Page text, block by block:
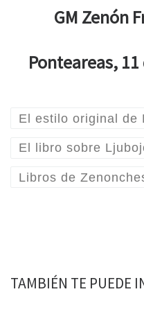
GM Zenón
Ponteareas,
El estilo original de
El libro sobre
Libros de
TAMBIÉN TE PUEDE